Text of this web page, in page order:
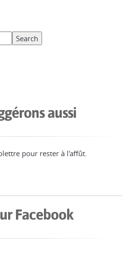
aussi
pour rester à l'affût.
Facebook